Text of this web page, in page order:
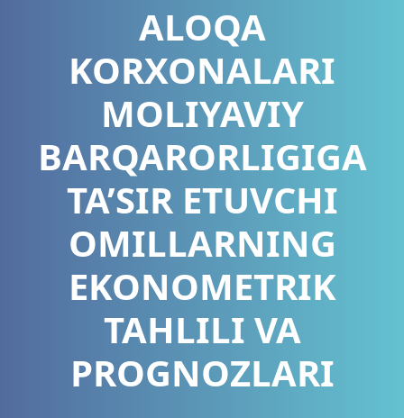
ALOQA
KORXONALARI
MOLIYAVIY
BARQARORLIGIGA
TA’SIR ETUVCHI
OMILLARNING
EKONOMETRIK
TAHLILI VA
PROGNOZLARI